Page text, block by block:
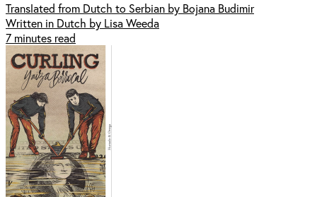
Translated from Dutch to Serbian by Bojana Budimir
Written in Dutch by Lisa Weeda
7 minutes read